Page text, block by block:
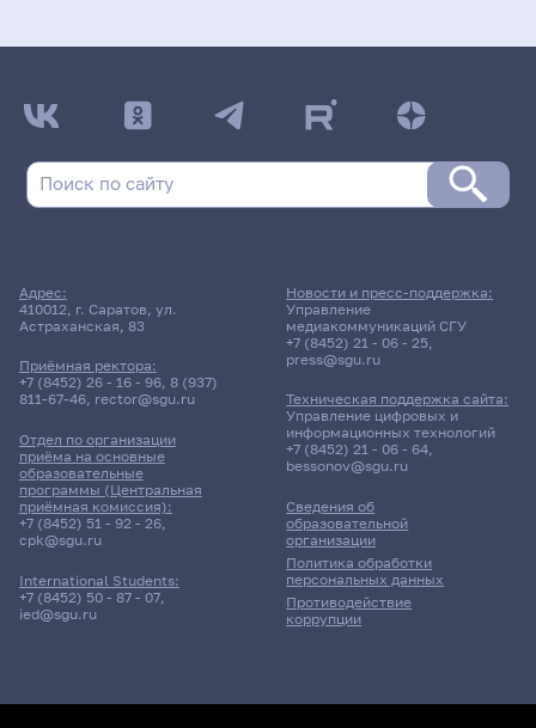
Адрес:
410012, г. Саратов, ул.
Астраханская, 83
Приёмная ректора:
+7 (8452) 26 - 16 - 96, 8 (937)
811-67-46, rector@sgu.ru
Отдел по организации
приёма на основные
образовательные
программы (Центральная
приёмная комиссия):
+7 (8452) 51 - 92 - 26,
cpk@sgu.ru
International Students:
+7 (8452) 50 - 87 - 07,
ied@sgu.ru
Сведения об
образовательной
организации
Политика обработки
персональных данных
Противодействие
коррупции
Новости и пресс-поддержка:
Управление
медиакоммуникаций СГУ
+7 (8452) 21 - 06 - 25,
press@sgu.ru
Техническая поддержка сайта:
Управление цифровых и
информационных технологий
+7 (8452) 21 - 06 - 64,
bessonov@sgu.ru